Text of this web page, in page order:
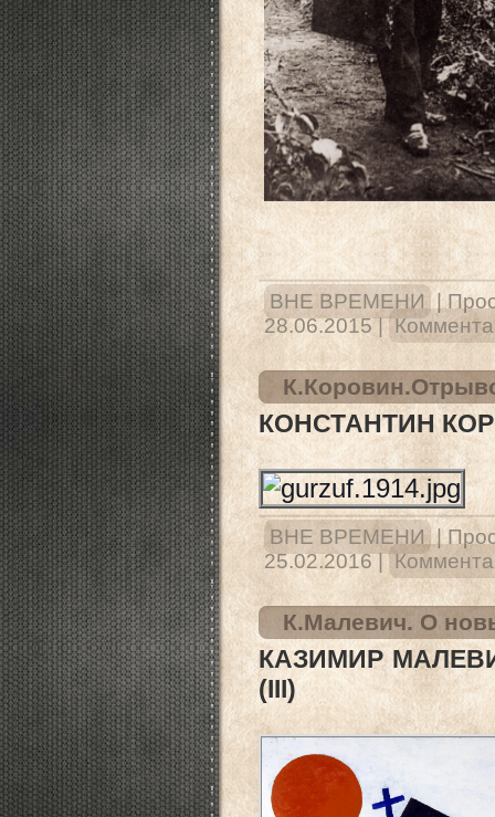
ВНЕ ВРЕМЕНИ |
28.06.2015 |
КОНСТАНТИН
ВНЕ ВРЕМЕНИ |
25.02.2016 |
К.Малевич. О
КАЗИМИР
(III)